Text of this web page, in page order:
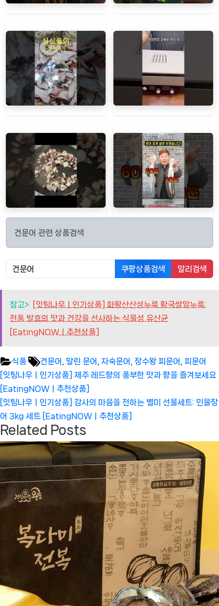
건문어 관련 상품검색
쿠팡상품검색 알리검색
참고>
[잇팅나우ㅣ인기상품] 화왕산산성누룩 황국쌀알누룩:
전통 발효의 맛과 건강을 선사하는 식물성 유산균
[EatingNOWㅣ추천상품]
식품 Tags:
건문어 말린 문어 자숙문어 장수왕 피문어 피문어
글
탐
색
Previous
Post:
[잇팅나우ㅣ인기상품] 제주 레드향의 풍부한 맛과 향을 즐겨보세요
[EatingNOWㅣ추천상품]
Next
Post:
[잇팅나우ㅣ인기상품] 감사의 마음을 전하는 별미 선물세트: 민물장
어 3kg 세트 [EatingNOWㅣ추천상품]
Related Posts